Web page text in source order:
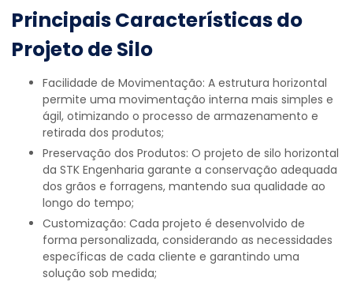
Principais Características do
Projeto de Silo
Facilidade de Movimentação: A estrutura horizontal
permite uma movimentação interna mais simples e
ágil, otimizando o processo de armazenamento e
retirada dos produtos;
Preservação dos Produtos: O projeto de silo horizontal
da STK Engenharia garante a conservação adequada
dos grãos e forragens, mantendo sua qualidade ao
longo do tempo;
Customização: Cada projeto é desenvolvido de
forma personalizada, considerando as necessidades
específicas de cada cliente e garantindo uma
solução sob medida;